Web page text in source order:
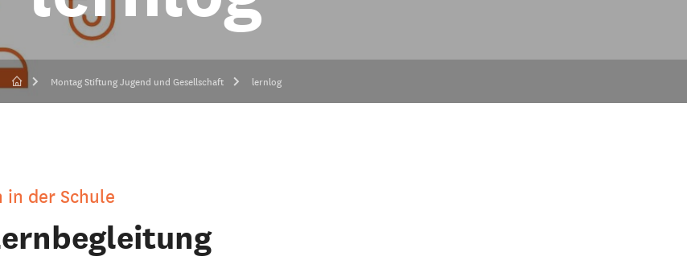
Montag Stiftung Jugend und Gesellschaft lernlog
in der Schule